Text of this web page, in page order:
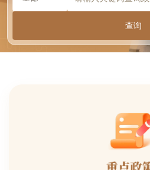
查询